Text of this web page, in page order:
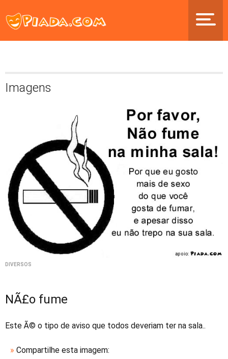
Imagens
DIVERSOS
NÃ£o fume
Este Ã© o tipo de aviso que todos deveriam ter na sala..
» Compartilhe esta imagem: